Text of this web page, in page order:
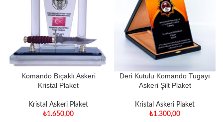
Komando Bıçaklı Askeri
Kristal Plaket
Kristal Askeri Plaket
₺1.650,00
Deri Kutulu Komando Tugayı
Askeri Şilt Plaket
Kristal Askeri Plaket
₺1.300,00